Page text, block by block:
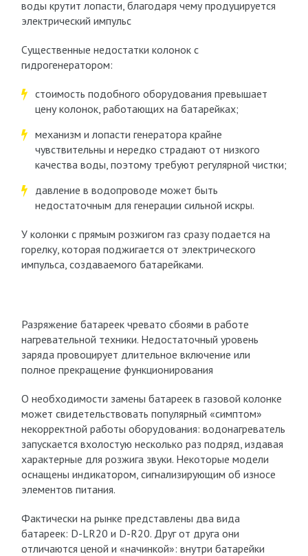
воды крутит лопасти, благодаря чему продуцируется
электрический импульс
Существенные недостатки колонок с
гидрогенератором:
стоимость подобного оборудования превышает
цену колонок, работающих на батарейках;
механизм и лопасти генератора крайне
чувствительны и нередко страдают от низкого
качества воды, поэтому требуют регулярной чистки;
давление в водопроводе может быть
недостаточным для генерации сильной искры.
У колонки с прямым розжигом газ сразу подается на
горелку, которая поджигается от электрического
импульса, создаваемого батарейками.
Разряжение батареек чревато сбоями в работе
нагревательной техники. Недостаточный уровень
заряда провоцирует длительное включение или
полное прекращение функционирования
О необходимости замены батареек в газовой колонке
может свидетельствовать популярный «симптом»
некорректной работы оборудования: водонагреватель
запускается вхолостую несколько раз подряд, издавая
характерные для розжига звуки. Некоторые модели
оснащены индикатором, сигнализирующим об износе
элементов питания.
Фактически на рынке представлены два вида
батареек: D-LR20 и D-R20. Друг от друга они
отличаются ценой и «начинкой»: внутри батарейки